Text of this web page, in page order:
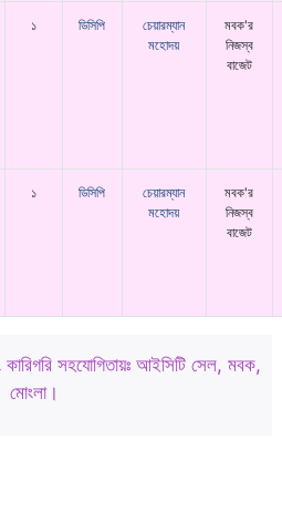
১ ডিসিপি
চেয়ারম্যান
মহোদয়
মবক'র
নিজস্ব
বাজেট
১ ডিসিপি
চেয়ারম্যান
মহোদয়
মবক'র
নিজস্ব
বাজেট
কারিগরি সহযোগিতায়ঃ আইসিটি সেল, মবক,
মোংলা।